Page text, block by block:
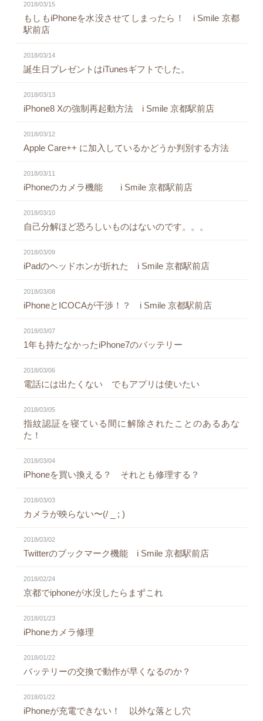
2018/03/15
もしもiPhoneを水没させてしまったら！ i Smile 京都
駅前店
2018/03/14
誕生日プレゼントはiTunesギフトでした。
2018/03/13
iPhone8 Xの強制再起動方法 i Smile 京都駅前店
2018/03/12
Apple Care++ に加入しているかどうか判別する方法
2018/03/11
iPhoneのカメラ機能 i Smile 京都駅前店
2018/03/10
自己分解ほど恐ろしいものはないのです。。。
2018/03/09
iPadのヘッドホンが折れた i Smile 京都駅前店
2018/03/08
iPhoneとICOCAが干渉！？ i Smile 京都駅前店
2018/03/07
1年も持たなかったiPhone7のバッテリー
2018/03/06
電話には出たくない でもアプリは使いたい
2018/03/05
指紋認証を寝ている間に解除されたことのあるあな
た！
2018/03/04
iPhoneを買い換える？ それとも修理する？
2018/03/03
カメラが映らない〜(/ _ ; )
2018/03/02
Twitterのブックマーク機能 i Smile 京都駅前店
2018/02/24
京都でiphoneが水没したらまずこれ
2018/01/23
iPhoneカメラ修理
2018/01/22
バッテリーの交換で動作が早くなるのか？
2018/01/22
iPhoneが充電できない！ 以外な落とし穴